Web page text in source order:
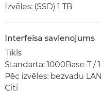
Izvēles: (SSD) 1 TB
Interfeisa savienojums
Tīkls
Standarta: 1000Base-T /
Pēc izvēles: bezvadu
Citi